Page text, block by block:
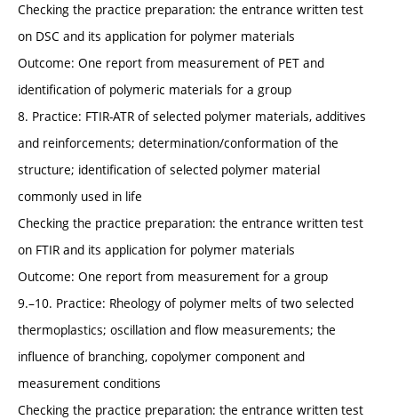
Checking the practice preparation: the entrance written test
on DSC and its application for polymer materials
Outcome: One report from measurement of PET and
identification of polymeric materials for a group
8. Practice: FTIR-ATR of selected polymer materials, additives
and reinforcements; determination/conformation of the
structure; identification of selected polymer material
commonly used in life
Checking the practice preparation: the entrance written test
on FTIR and its application for polymer materials
Outcome: One report from measurement for a group
9.–10. Practice: Rheology of polymer melts of two selected
thermoplastics; oscillation and flow measurements; the
influence of branching, copolymer component and
measurement conditions
Checking the practice preparation: the entrance written test